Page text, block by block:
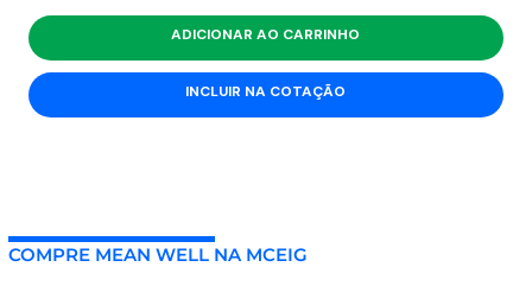
ADICIONAR AO CARRINHO
INCLUIR NA COTAÇÃO
COMPRE MEAN WELL NA MCEIG